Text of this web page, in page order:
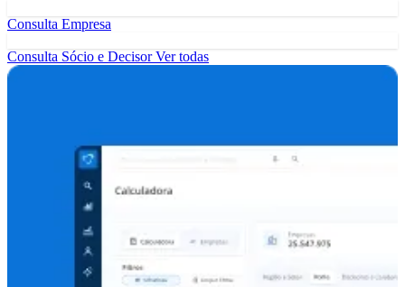
Consulta Empresa
Consulta Sócio e DecisorVer todas